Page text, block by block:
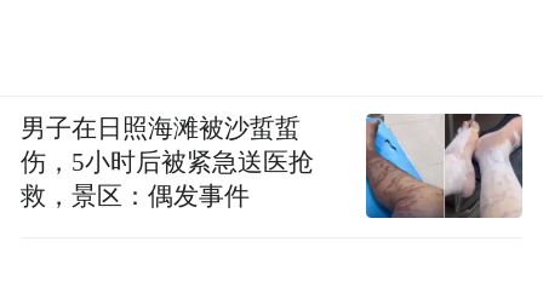
男子在日照海滩被沙蜇蜇
伤，5小时后被紧急送医抢
救，景区：偶发事件